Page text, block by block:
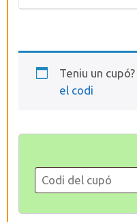
Teniu un cupó?
el codi